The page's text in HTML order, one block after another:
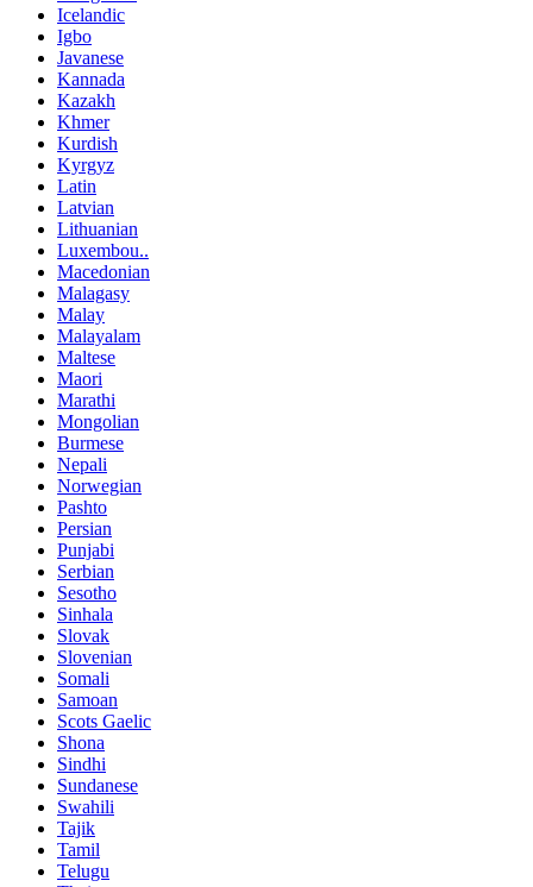
Icelandic
Igbo
Javanese
Kannada
Kazakh
Khmer
Kurdish
Kyrgyz
Latin
Latvian
Lithuanian
Luxembou..
Macedonian
Malagasy
Malay
Malayalam
Maltese
Maori
Marathi
Mongolian
Burmese
Nepali
Norwegian
Pashto
Persian
Punjabi
Serbian
Sesotho
Sinhala
Slovak
Slovenian
Somali
Samoan
Scots Gaelic
Shona
Sindhi
Sundanese
Swahili
Tajik
Tamil
Telugu